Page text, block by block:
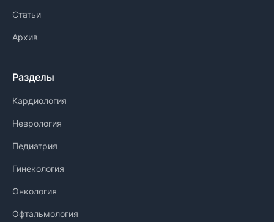
Статьи
Архив
Разделы
Кардиология
Неврология
Педиатрия
Гинекология
Онкология
Офтальмология